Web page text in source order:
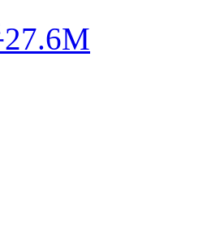
27.6M